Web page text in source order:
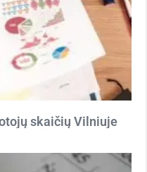
skaičių Vilniuje